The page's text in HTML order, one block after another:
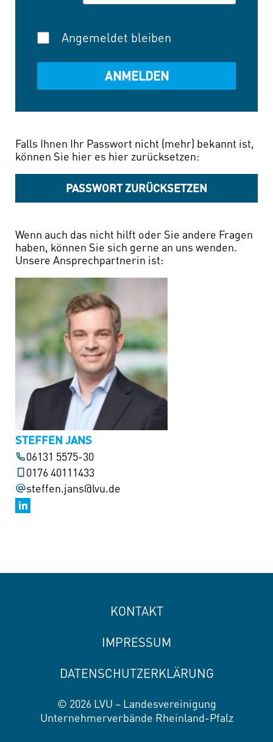
Angemeldet bleiben
Falls Ihnen Ihr Passwort nicht (mehr) bekannt ist,
können Sie hier es hier zurücksetzen:
PASSWORT ZURÜCKSETZEN
Wenn auch das nicht hilft oder Sie andere Fragen
haben, können Sie sich gerne an uns wenden.
Unsere Ansprechpartnerin ist:
STEFFEN JANS
06131 5575-30
0176 40111433
steffen.jans@lvu.de
KONTAKT
IMPRESSUM
DATENSCHUTZERKLÄRUNG
© 2026 LVU – Landesvereinigung
Unternehmerverbände Rheinland-Pfalz